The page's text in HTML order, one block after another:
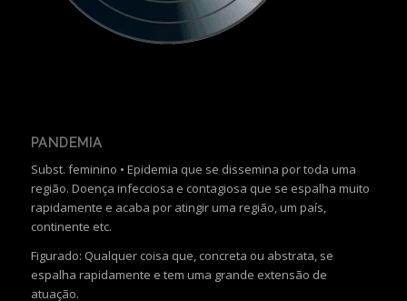
PANDEMIA
Subst. feminino • Epidemia que se dissemina por toda uma
região. Doença infecciosa e contagiosa que se espalha muito
rapidamente e acaba por atingir uma região, um país,
continente etc.
Figurado: Qualquer coisa que, concreta ou abstrata, se
espalha rapidamente e tem uma grande extensão de
atuação.